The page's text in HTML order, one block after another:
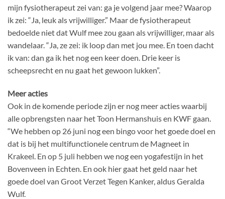
mijn fysiotherapeut zei van: ga je volgend jaar mee? Waarop
ik zei: “Ja, leuk als vrijwilliger.” Maar de fysiotherapeut
bedoelde niet dat Wulf mee zou gaan als vrijwilliger, maar als
wandelaar. “Ja, ze zei: ik loop dan met jou mee. En toen dacht
ik van: dan ga ik het nog een keer doen. Drie keer is
scheepsrecht en nu gaat het gewoon lukken”.
Meer acties
Ook in de komende periode zijn er nog meer acties waarbij
alle opbrengsten naar het Toon Hermanshuis en KWF gaan.
“We hebben op 26 juni nog een bingo voor het goede doel en
dat is bij het multifunctionele centrum de Magneet in
Krakeel. En op 5 juli hebben we nog een yogafestijn in het
Bovenveen in Echten. En ook hier gaat het geld naar het
goede doel van Groot Verzet Tegen Kanker, aldus Geralda
Wulf.